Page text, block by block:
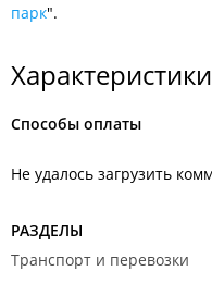
парк".
Характеристики
Способы оплаты
Не удалось загрузить
РАЗДЕЛЫ
Транспорт и перевозки